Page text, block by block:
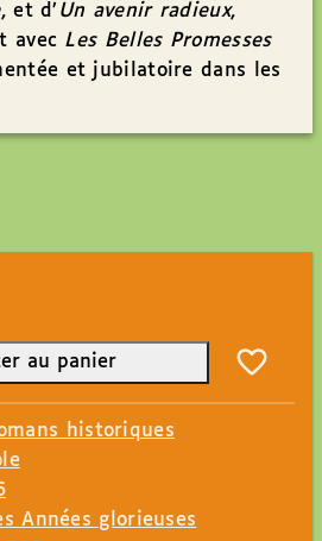
, et d’ Un avenir radieux,
avec Les Belles Promesses
et jubilatoire dans les
au panier
historiques
Années glorieuses